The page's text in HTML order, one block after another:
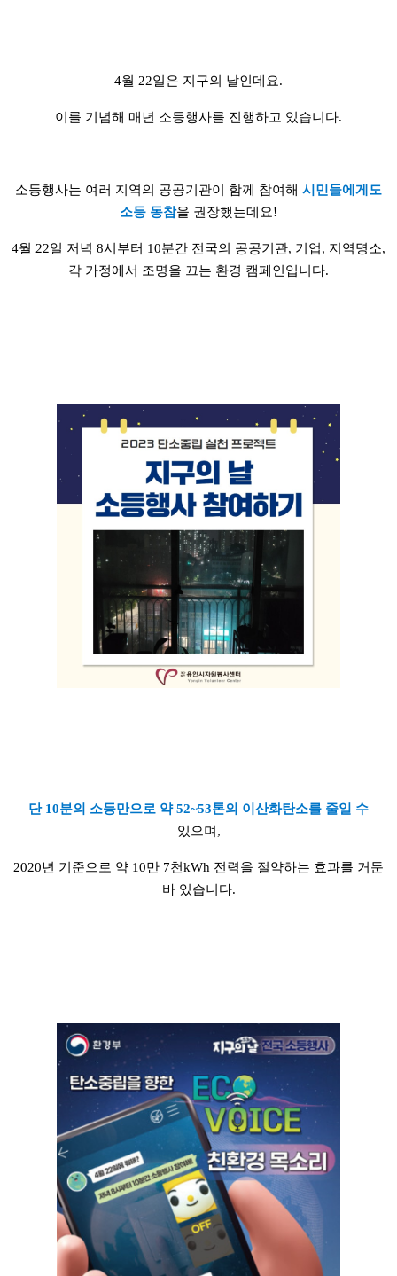
4월 22일은 지구의 날인데요.
이를 기념해 매년 소등행사를 진행하고 있습니다.
소등행사는 여러 지역의 공공기관이 함께 참여해 시민들에게도
소등 동참을 권장했는데요!
4월 22일 저녁 8시부터 10분간 전국의 공공기관, 기업, 지역명소,
각 가정에서 조명을 끄는 환경 캠페인입니다.
단 10분의 소등만으로 약 52~53톤의 이산화탄소를 줄일 수
있으며,
2020년 기준으로 약 10만 7천kWh 전력을 절약하는 효과를 거둔
바 있습니다.